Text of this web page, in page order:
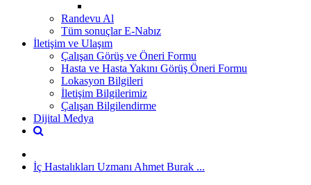
Randevu Al
Tüm sonuçlar E-Nabız
İletişim ve Ulaşım
Çalışan Görüş ve Öneri Formu
Hasta ve Hasta Yakını Görüş Öneri Formu
Lokasyon Bilgileri
İletişim Bilgilerimiz
Çalışan Bilgilendirme
Dijital Medya
İç Hastalıkları Uzmanı Ahmet Burak ...